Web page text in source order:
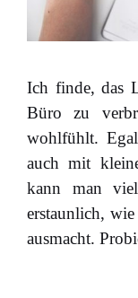
Ich finde, das
Büro zu
wohlfühlt.
auch mit
kann man
erstaunlich,
ausmacht.